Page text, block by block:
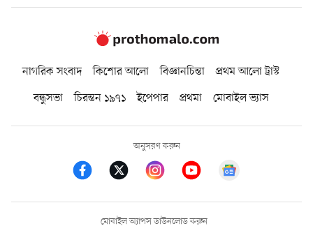
নাগরিক সংবাদ কিশোর আলো বিজ্ঞানচিন্তা
প্রথম আলো ট্রাস্ট
বন্ধুসভা
চিরন্তন ১৯৭১ ইপেপার প্রথমা মোবাইল ভ্যাস
অনুসরণ করুন
মোবাইল অ্যাপস ডাউনলোড করুন